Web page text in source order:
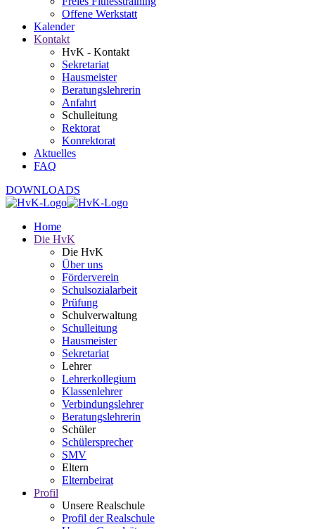
Offene Werkstatt
Kalender
Kontakt
HvK - Kontakt
Sekretariat
Hausmeister
Beratungslehrerin
Anfahrt
Schulleitung
Rektorat
Konrektorat
Aktuelles
FAQ
DOWNLOADS
Home
Die HvK
Die HvK
Über uns
Förderverein
Schulsozialarbeit
Prüfung
Schulverwaltung
Schulleitung
Hausmeister
Sekretariat
Lehrer
Lehrerkollegium
Klassenlehrer
Verbindungslehrer
Beratungslehrerin
Schüler
Schülersprecher
SMV
Eltern
Elternbeirat
Profil
Unsere Realschule
Profil der Realschule